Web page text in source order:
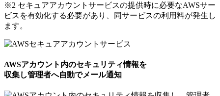
※2 セキュアアカウントサービスの提供時に必要なAWSサー
ビスを有効化する必要があり、同サービスの利用料が発生し
ます。
AWSアカウント内のセキュリティ情報を
収集し管理者へ自動でメール通知